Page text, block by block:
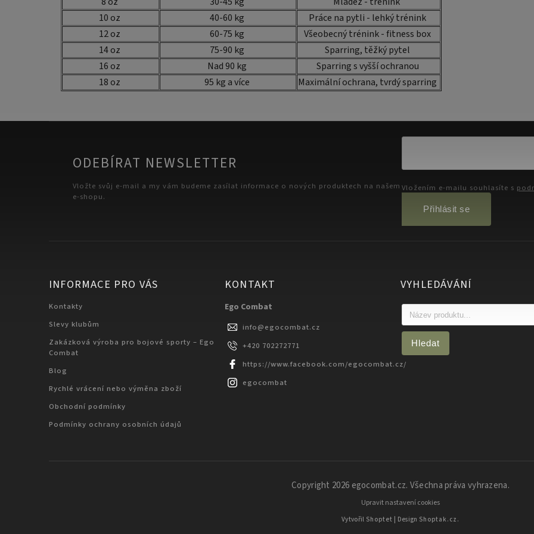
10 oz
40-60 kg
Práce na pytli - lehký trénink
12 oz
60-75 kg
Všeobecný trénink - fitness box
14 oz
75-90 kg
Sparring, těžký pytel
16 oz
Nad 90 kg
Sparring s vyšší ochranou
18 oz
95 kg a více Maximální ochrana, tvrdý sparring
ODEBÍRAT NEWSLETTER
Vložte svůj e-mail a my vám budeme zasílat informace o nových produktech na našem
e-shopu.
Vložením e-mailu souhlasíte s
Přihlásit se
INFORMACE PRO VÁS
Kontakty
Slevy klubům
Zakázková výroba pro bojové sporty – Ego
Combat
Blog
Rychlé vrácení nebo výměna zboží
Obchodní podmínky
Podmínky ochrany osobních údajů
KONTAKT
Ego Combat
info@egocombat.cz
+420 702272771
https://www.facebook.com/egocombat.cz/
egocombat
VYHLEDÁVÁNÍ
Hledat
Copyright 2026 egocombat.cz. Všechna práva vyhrazena.
Upravit nastavení cookies
Vytvořil Shoptet | Design Shoptak.cz.